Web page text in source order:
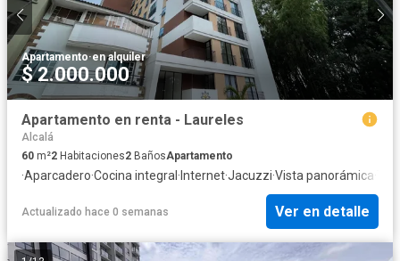
Apartamento·en alquiler
$ 2.000.000
Apartamento en renta - Laureles
Alcalá
60 m²2 Habitaciones2 BañosApartamento
·Aparcadero·Cocina integral · Internet·Jacuzzi·Vista panorámica
Actualizado hace 0 semanas Ver en detalle